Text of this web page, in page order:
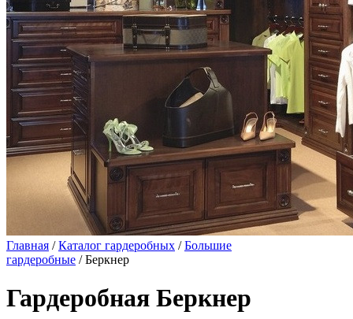
Главная /Каталог гардеробных /Большие
гардеробные / Беркнер
Гардеробная Беркнер